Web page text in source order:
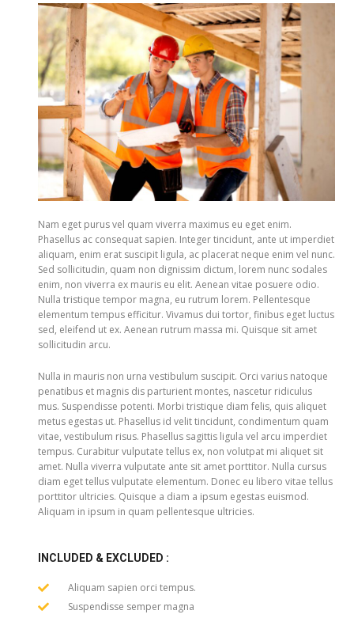
Nam eget purus vel quam viverra maximus eu eget enim.
Phasellus ac consequat sapien. Integer tincidunt, ante ut imperdiet
aliquam, enim erat suscipit ligula, ac placerat neque enim vel nunc.
Sed sollicitudin, quam non dignissim dictum, lorem nunc sodales
enim, non viverra ex mauris eu elit. Aenean vitae posuere odio.
Nulla tristique tempor magna, eu rutrum lorem. Pellentesque
elementum tempus efficitur. Vivamus dui tortor, finibus eget luctus
sed, eleifend ut ex. Aenean rutrum massa mi. Quisque sit amet
sollicitudin arcu.
Nulla in mauris non urna vestibulum suscipit. Orci varius natoque
penatibus et magnis dis parturient montes, nascetur ridiculus
mus. Suspendisse potenti. Morbi tristique diam felis, quis aliquet
metus egestas ut. Phasellus id velit tincidunt, condimentum quam
vitae, vestibulum risus. Phasellus sagittis ligula vel arcu imperdiet
tempus. Curabitur vulputate tellus ex, non volutpat mi aliquet sit
amet. Nulla viverra vulputate ante sit amet porttitor. Nulla cursus
diam eget tellus vulputate elementum. Donec eu libero vitae tellus
porttitor ultricies. Quisque a diam a ipsum egestas euismod.
Aliquam in ipsum in quam pellentesque ultricies.
INCLUDED & EXCLUDED :
Aliquam sapien orci tempus.
Suspendisse semper magna